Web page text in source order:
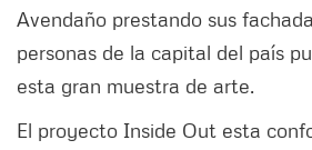
Avendaño prestando sus
personas de la capital del país
esta gran muestra de arte.
El proyecto Inside Out esta